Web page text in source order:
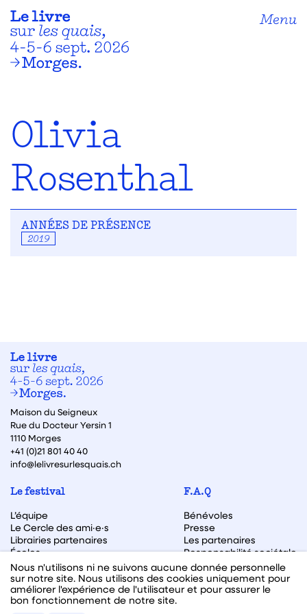
Menu
Olivia
Rosenthal
ANNÉES DE PRÉSENCE
2019
Maison du Seigneux
Rue du Docteur Yersin 1
1110 Morges
+41 (0)21 801 40 40
info@lelivresurlesquais.ch
Le festival
L’équipe
Le Cercle des ami·e·s
Librairies partenaires
Écoles
F.A.Q
Bénévoles
Presse
Les partenaires
Responsabilité sociétale
Archive des éditions
Archive des autrices et auteurs
Nous n'utilisons ni ne suivons aucune donnée personnelle
sur notre site. Nous utilisons des cookies uniquement pour
améliorer l'expérience de l'utilisateur et pour assurer le
bon fonctionnement de notre site.